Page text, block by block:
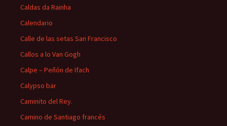
Caldas da Rainha
Calendario
Calle de las setas San Francisco
Callos a lo Van Gogh
Calpe – Peñón de Ifach
Calypso bar
Caminito del Rey.
Camino de Santiago francés